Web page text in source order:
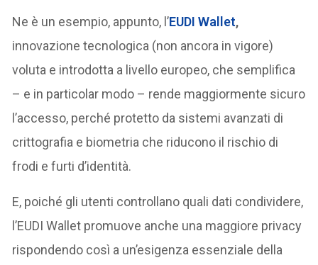
Ne è un esempio, appunto, l’EUDI Wallet,
innovazione tecnologica (non ancora in vigore)
voluta e introdotta a livello europeo, che semplifica
– e in particolar modo – rende maggiormente sicuro
l’accesso, perché protetto da sistemi avanzati di
crittografia e biometria che riducono il rischio di
frodi e furti d’identità.
E, poiché gli utenti controllano quali dati condividere,
l’EUDI Wallet promuove anche una maggiore privacy
rispondendo così a un’esigenza essenziale della